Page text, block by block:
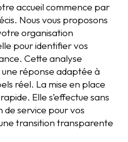
accueil commence par
Nous vous proposons
organisation
pour identifier vos
Cette analyse
réponse adaptée à
réel. La mise en place
Elle s’effectue sans
service pour vos
transition transparente